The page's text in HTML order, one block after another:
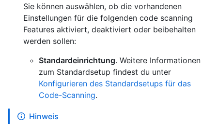
Sie können auswählen, ob die vorhandenen
Einstellungen für die folgenden code scanning
Features aktiviert, deaktiviert oder beibehalten
werden sollen:
Standardeinrichtung. Weitere Informationen
zum Standardsetup findest du unter
Konfigurieren des Standardsetups für das
Code-Scanning.
Hinweis